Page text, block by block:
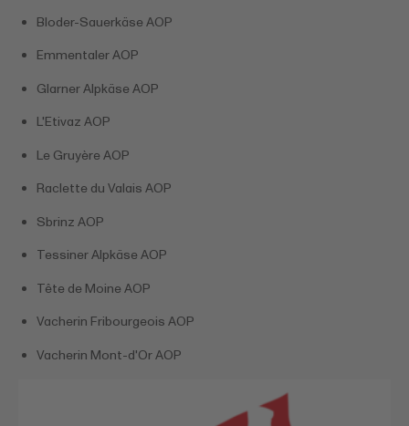
Bloder-Sauerkäse AOP
Emmentaler AOP
Glarner Alpkäse AOP
L'Etivaz AOP
Le Gruyère AOP
Raclette du Valais AOP
Sbrinz AOP
Tessiner Alpkäse AOP
Tête de Moine AOP
Vacherin Fribourgeois AOP
Vacherin Mont-d'Or AOP